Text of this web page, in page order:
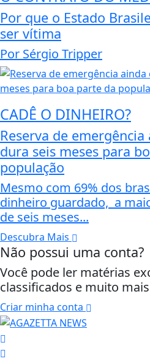
Por que o Estado
ser vítima
Por Sérgio Tripper
CADÊ O DINHEIRO?
Reserva de
dura seis meses para
população
Mesmo com 69% dos
dinheiro guardado, a
de seis meses...
Descubra Mais
Não possui uma conta?
Você pode ler matérias
classificados e muito
Criar minha conta